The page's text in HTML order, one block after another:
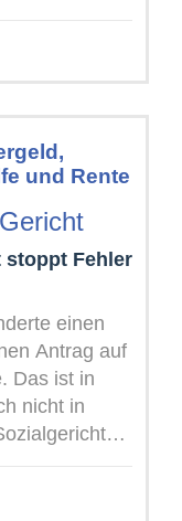
und Rente
stoppt Fehler
einen
Antrag auf
Das ist in
nicht in